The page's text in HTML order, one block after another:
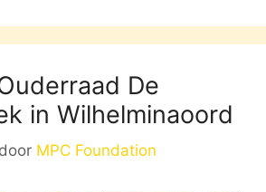
De
in Wilhelminaoord
door MPC Foundation